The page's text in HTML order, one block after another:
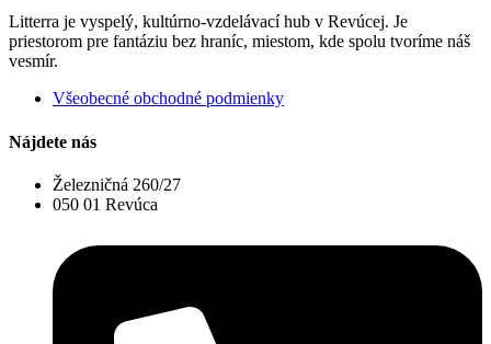
Litterra je vyspelý, kultúrno-vzdelávací hub v Revúcej. Je
priestorom pre fantáziu bez hraníc, miestom, kde spolu tvoríme náš
vesmír.
Všeobecné obchodné podmienky
Nájdete nás
Železničná 260/27
050 01 Revúca